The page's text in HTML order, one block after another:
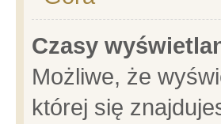
Czasy
Możliwe, że
której się